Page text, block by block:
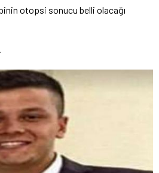
otopsi sonucu belli olacağı